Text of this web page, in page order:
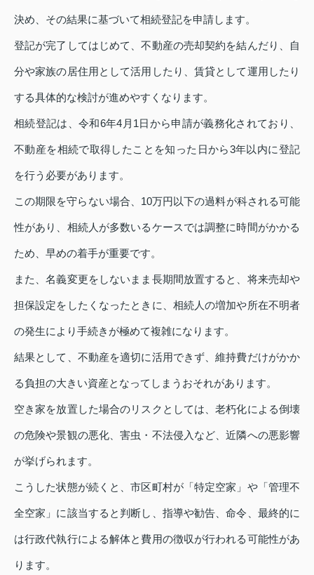
決め、その結果に基づいて相続登記を申請します。
登記が完了してはじめて、不動産の売却契約を結んだり、自
分や家族の居住用として活用したり、賃貸として運用したり
する具体的な検討が進めやすくなります。
相続登記は、令和6年4月1日から申請が義務化されており、
不動産を相続で取得したことを知った日から3年以内に登記
を行う必要があります。
この期限を守らない場合、10万円以下の過料が科される可能
性があり、相続人が多数いるケースでは調整に時間がかかる
ため、早めの着手が重要です。
また、名義変更をしないまま長期間放置すると、将来売却や
担保設定をしたくなったときに、相続人の増加や所在不明者
の発生により手続きが極めて複雑になります。
結果として、不動産を適切に活用できず、維持費だけがかか
る負担の大きい資産となってしまうおそれがあります。
空き家を放置した場合のリスクとしては、老朽化による倒壊
の危険や景観の悪化、害虫・不法侵入など、近隣への悪影響
が挙げられます。
こうした状態が続くと、市区町村が「特定空家」や「管理不
全空家」に該当すると判断し、指導や勧告、命令、最終的に
は行政代執行による解体と費用の徴収が行われる可能性があ
ります。